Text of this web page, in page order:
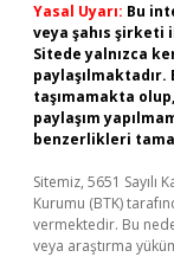
Yasal Uyarı: Bu
veya şahıs şirketi
Sitede yalnızca
taşımamakta
paylaşım
benzerlikleri
Sitemiz, 5651
Kurumu (BTK)
vermektedir. Bu
veya araştırma